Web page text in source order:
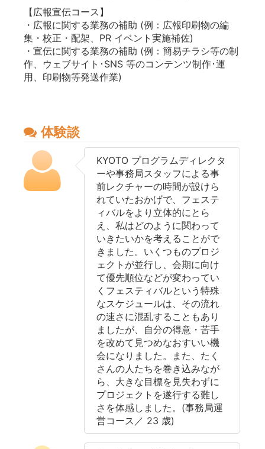
【広報宣伝コース】
・広報に関する業務の補助 (例：広報印刷物の編
集・校正・配架、PR イベント実施補佐)
・宣伝に関する業務の補助 (例：簡易チラシ等の制
作、ウェブサイト･SNS 等のコンテンツ制作･運
用、印刷物等発送作業)
体験談
KYOTO プログラムディレクタ
ーや事務局スタッフによる事
前レクチャーの時間が設けら
れていたおかげで、フェステ
ィバルをより立体的にとら
え、私はどのように関わって
いきたいかを考えることがで
きました。いくつものプロジ
ェクトが並行し、会期に向け
て優先順位などが変わってい
くフェスティバルという特殊
なスケジュールは、その流れ
の速さに混乱することもあり
ましたが、自分の得意・苦手
を改めて見つめなおすいい機
会になりました。また、たく
さんの人たちを巻き込みなが
ら、大きな目標を見失わずに
プロジェクトを遂行する難し
さを体感しました。(事務局運
営コース／ 23 歳)